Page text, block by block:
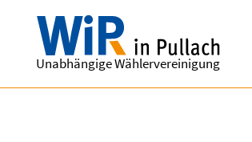
Unabhängige Wählervereinigung